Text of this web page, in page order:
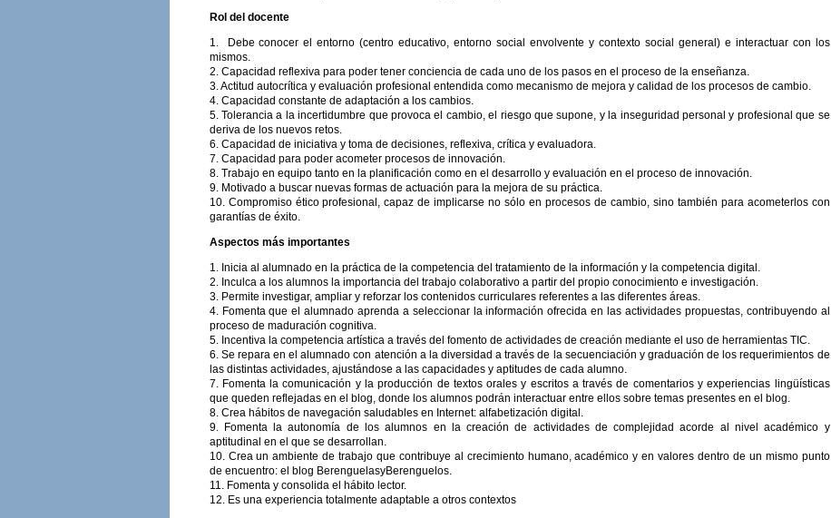
Rol del docente
1. Debe conocer el entorno (centro educativo, entorno social envolvente y contexto social general) e interactuar con los
mismos.
2. Capacidad reflexiva para poder tener conciencia de cada uno de los pasos en el proceso de la enseñanza.
3. Actitud autocrítica y evaluación profesional entendida como mecanismo de mejora y calidad de los procesos de cambio.
4. Capacidad constante de adaptación a los cambios.
5. Tolerancia a la incertidumbre que provoca el cambio, el riesgo que supone, y la inseguridad personal y profesional que se
deriva de los nuevos retos.
6. Capacidad de iniciativa y toma de decisiones, reflexiva, crítica y evaluadora.
7. Capacidad para poder acometer procesos de innovación.
8. Trabajo en equipo tanto en la planificación como en el desarrollo y evaluación en el proceso de innovación.
9. Motivado a buscar nuevas formas de actuación para la mejora de su práctica.
10. Compromiso ético profesional, capaz de implicarse no sólo en procesos de cambio, sino también para acometerlos con
garantías de éxito.
Aspectos más importantes
1. Inicia al alumnado en la práctica de la competencia del tratamiento de la información y la competencia digital.
2. Inculca a los alumnos la importancia del trabajo colaborativo a partir del propio conocimiento e investigación.
3. Permite investigar, ampliar y reforzar los contenidos curriculares referentes a las diferentes áreas.
4. Fomenta que el alumnado aprenda a seleccionar la información ofrecida en las actividades propuestas, contribuyendo al
proceso de maduración cognitiva.
5. Incentiva la competencia artística a través del fomento de actividades de creación mediante el uso de herramientas TIC.
6. Se repara en el alumnado con atención a la diversidad a través de la secuenciación y graduación de los requerimientos de
las distintas actividades, ajustándose a las capacidades y aptitudes de cada alumno.
7. Fomenta la comunicación y la producción de textos orales y escritos a través de comentarios y experiencias lingüísticas
que queden reflejadas en el blog, donde los alumnos podrán interactuar entre ellos sobre temas presentes en el blog.
8. Crea hábitos de navegación saludables en Internet: alfabetización digital.
9. Fomenta la autonomía de los alumnos en la creación de actividades de complejidad acorde al nivel académico y
aptitudinal en el que se desarrollan.
10. Crea un ambiente de trabajo que contribuye al crecimiento humano, académico y en valores dentro de un mismo punto
de encuentro: el blog BerenguelasyBerenguelos.
11. Fomenta y consolida el hábito lector.
12. Es una experiencia totalmente adaptable a otros contextos